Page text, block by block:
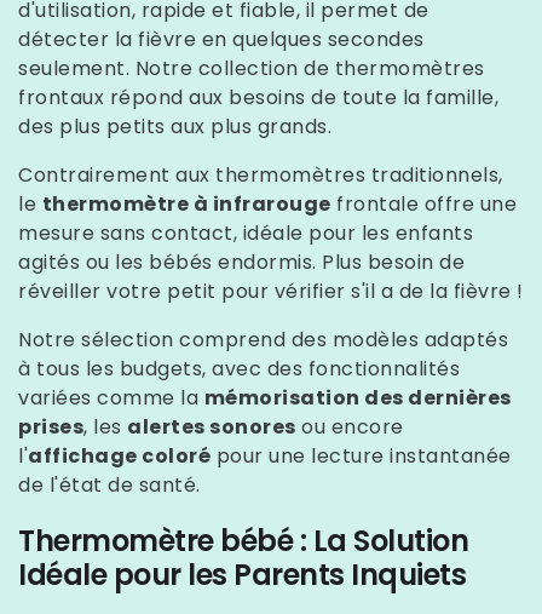
d'utilisation, rapide et fiable, il permet de
détecter la fièvre en quelques secondes
seulement. Notre collection de thermomètres
frontaux répond aux besoins de toute la famille,
des plus petits aux plus grands.
Contrairement aux thermomètres traditionnels,
le thermomètre à infrarouge frontale offre une
mesure sans contact, idéale pour les enfants
agités ou les bébés endormis. Plus besoin de
réveiller votre petit pour vérifier s'il a de la fièvre !
Notre sélection comprend des modèles adaptés
à tous les budgets, avec des fonctionnalités
variées comme la mémorisation des dernières
prises, les alertes sonores ou encore
l'affichage coloré pour une lecture instantanée
de l'état de santé.
Thermomètre bébé : La Solution
Idéale pour les Parents Inquiets